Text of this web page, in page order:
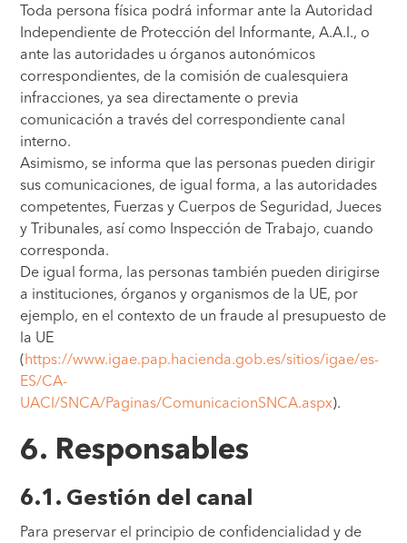
Toda persona física podrá informar ante la Autoridad
Independiente de Protección del Informante, A.A.I., o
ante las autoridades u órganos autonómicos
correspondientes, de la comisión de cualesquiera
infracciones, ya sea directamente o previa
comunicación a través del correspondiente canal
interno.
Asimismo, se informa que las personas pueden dirigir
sus comunicaciones, de igual forma, a las autoridades
competentes, Fuerzas y Cuerpos de Seguridad, Jueces
y Tribunales, así como Inspección de Trabajo, cuando
corresponda.
De igual forma, las personas también pueden dirigirse
a instituciones, órganos y organismos de la UE, por
ejemplo, en el contexto de un fraude al presupuesto de
la UE
(https://www.igae.pap.hacienda.gob.es/sitios/igae/es-
ES/CA-
UACI/SNCA/Paginas/ComunicacionSNCA.aspx).
6. Responsables
6.1. Gestión del canal
Para preservar el principio de confidencialidad y de